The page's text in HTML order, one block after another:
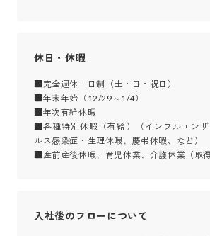
休日・休暇
■完全週休二日制（土・日・祝日）
■年末年始（12/29～1/4）
■年次有給休暇
■各種特別休暇（有給）（インフルエン
ルス感染症・生理休暇、慶弔休暇、など）
■産前産後休暇、育児休業、介護休業（取
入社後のフローについて